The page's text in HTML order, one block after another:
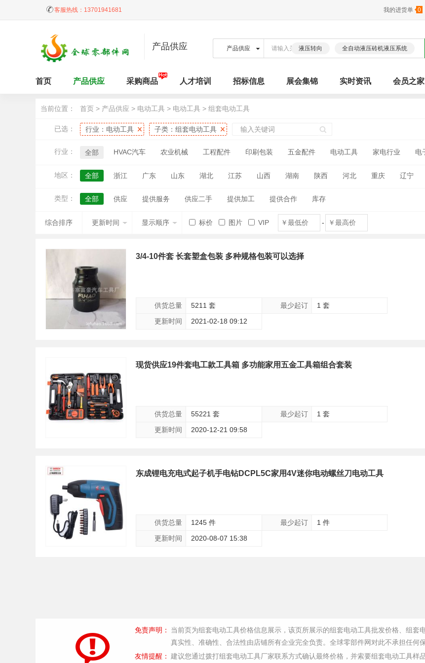
客服热线： 13701941681 我的进货单 0
产品供应 液压转向 全自动液压砖机液压系统
首页 产品供应 采购商品 人才培训 招标信息 展会集锦 实时资讯 会员之家
当前位置： 首页 > 产品供应 > 电动工具 > 电动工具 > 组套电动工具
已选： 行业： 电动工具 子类： 组套电动工具
行业： 全部 HVAC汽车 农业机械 工程配件 印刷包装 五金配件 电动工具 家电行业 电
地区： 全部 浙江 广东 山东 湖北 江苏 山西 湖南 陕西 河北 重庆 辽宁
江西
类型： 全部 供应 提供服务 供应二手 提供加工 提供合作 库存
综合排序 更新时间 显示顺序 标价 图片 VIP -
3/4-10件套 长套塑盒包装 多种规格包装可以选择
供货总量 5211 套 最少起订
1 套
更新时间
2021-02-18 09:12
现货供应19件套电工款工具箱 多功能家用五金工具箱组合套装
供货总量 55221 套 最少起订
1 套
更新时间
2020-12-21 09:58
东成锂电充电式起子机手电钻DCPL5C家用4V迷你电动螺丝刀电动工具
供货总量 1245 件 最少起订
1 件
更新时间
2020-08-07 15:38
免责声明：
当前页为组套电动工具价格信息展示，该页所展示的组套电动工具批发价格、组
真实性、准确性、合法性由店铺所有企业完全负责。全球零部件网对此不承担任何保
友情提醒： 建议您通过拨打组套电动工具厂家联系方式确认最终价格，并索要组套电动工具样